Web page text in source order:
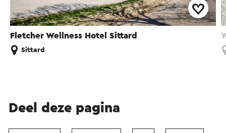
Fletcher Wellness Hotel Sittard
Sittard
Deel deze pagina